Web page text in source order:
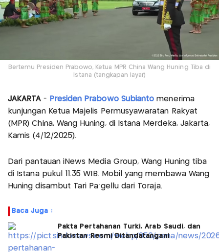
Bertemu Presiden Prabowo, Ketua MPR China Wang Huning Tiba di
Istana (tangkapan layar)
JAKARTA- Presiden Prabowo Subiantomenerima
kunjungan Ketua Majelis Permusyawaratan Rakyat
(MPR) China, Wang Huning, di Istana Merdeka, Jakarta,
Kamis (4/12/2025).
Dari pantauan iNews Media Group, Wang Huning tiba
di Istana pukul 11.35 WIB. Mobil yang membawa Wang
Huning disambut Tari Pa'gellu dari Toraja.
Baca Juga :
Pakta Pertahanan Turki, Arab Saudi, dan
Pakistan Resmi Ditandatangani